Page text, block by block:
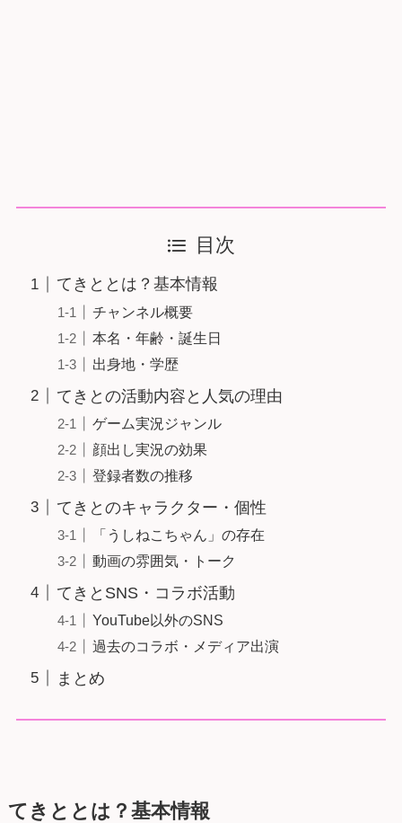
目次
てきととは？基本情報
チャンネル概要
本名・年齢・誕生日
出身地・学歴
てきとの活動内容と人気の理由
ゲーム実況ジャンル
顔出し実況の効果
登録者数の推移
てきとのキャラクター・個性
「うしねこちゃん」の存在
動画の雰囲気・トーク
てきとSNS・コラボ活動
YouTube以外のSNS
過去のコラボ・メディア出演
まとめ
てきととは？基本情報